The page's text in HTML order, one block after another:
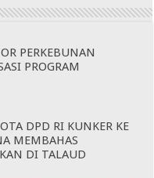
PERKEBUNAN
PROGRAM
DPD RI KUNKER KE
MEMBAHAS
DI TALAUD